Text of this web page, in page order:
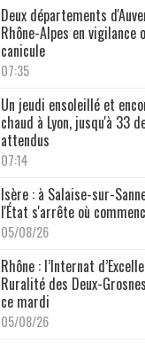
Deux départements
Rhône-Alpes en vigilance
canicule
07:35
Un jeudi ensoleillé et
chaud à Lyon, jusqu'à 33
attendus
07:14
Isère : à Salaise-sur-
l'État s'arrête où
05/08/26
Rhône : l’Internat
Ruralité des Deux-
ce mardi
05/08/26